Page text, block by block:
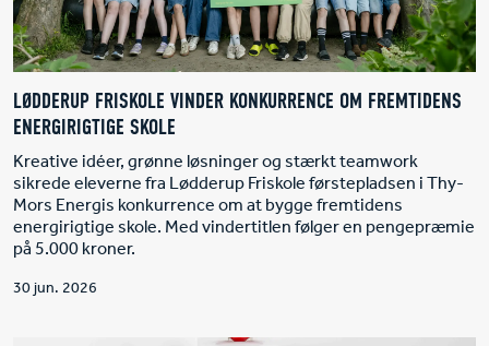
LØDDERUP FRISKOLE VINDER KONKURRENCE OM FREMTIDENS
ENERGIRIGTIGE SKOLE
Kreative idéer, grønne løsninger og stærkt teamwork
sikrede eleverne fra Lødderup Friskole førstepladsen i Thy-
Mors Energis konkurrence om at bygge fremtidens
energirigtige skole. Med vindertitlen følger en pengepræmie
på 5.000 kroner.
30 jun. 2026